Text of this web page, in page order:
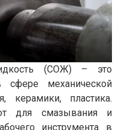
(СОЖ) – это
механической
керамики, пластика.
для смазывания и
инструмента в